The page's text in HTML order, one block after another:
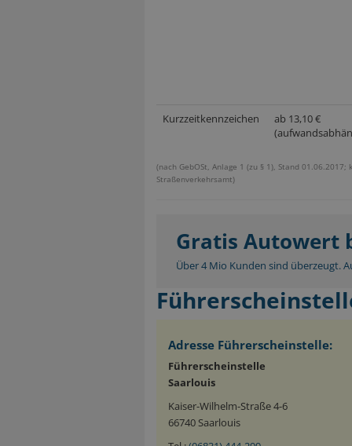
Kurzzeitkennzeichen
ab 13,10 €
(nach GebOSt, Anlage 1 (zu § 1), Stand
Straßenverkehrsamt)
Gratis Autowert
Über 4 Mio Kunden sind überzeugt.
Adresse Führerscheinstelle:
Führerscheinstelle
Saarlouis
Kaiser-Wilhelm-Straße 4-6
66740 Saarlouis